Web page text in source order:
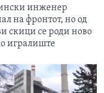
инженер
на фронтот, но од
скици се роди ново
игралиште